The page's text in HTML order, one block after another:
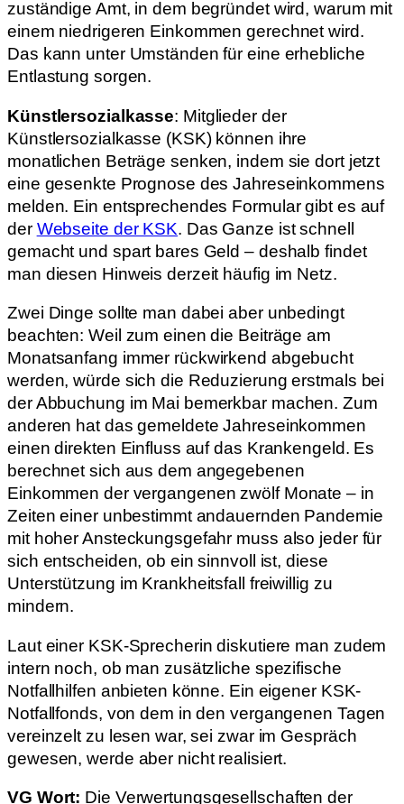
zuständige Amt, in dem begründet wird, warum mit
einem niedrigeren Einkommen gerechnet wird.
Das kann unter Umständen für eine erhebliche
Entlastung sorgen.
Künstlersozialkasse: Mitglieder der
Künstlersozialkasse (KSK) können ihre
monatlichen Beträge senken, indem sie dort jetzt
eine gesenkte Prognose des Jahreseinkommens
melden. Ein entsprechendes Formular gibt es auf
der Webseite der KSK. Das Ganze ist schnell
gemacht und spart bares Geld – deshalb findet
man diesen Hinweis derzeit häufig im Netz.
Zwei Dinge sollte man dabei aber unbedingt
beachten: Weil zum einen die Beiträge am
Monatsanfang immer rückwirkend abgebucht
werden, würde sich die Reduzierung erstmals bei
der Abbuchung im Mai bemerkbar machen. Zum
anderen hat das gemeldete Jahreseinkommen
einen direkten Einfluss auf das Krankengeld. Es
berechnet sich aus dem angegebenen
Einkommen der vergangenen zwölf Monate – in
Zeiten einer unbestimmt andauernden Pandemie
mit hoher Ansteckungsgefahr muss also jeder für
sich entscheiden, ob ein sinnvoll ist, diese
Unterstützung im Krankheitsfall freiwillig zu
mindern.
Laut einer KSK-Sprecherin diskutiere man zudem
intern noch, ob man zusätzliche spezifische
Notfallhilfen anbieten könne. Ein eigener KSK-
Notfallfonds, von dem in den vergangenen Tagen
vereinzelt zu lesen war, sei zwar im Gespräch
gewesen, werde aber nicht realisiert.
VG Wort: Die Verwertungsgesellschaften der